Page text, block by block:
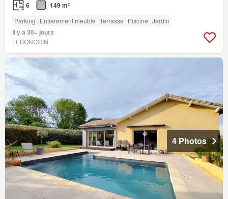
6 149 m²
Parking Entièrement meublé Terrasse Piscine Jardin
Il y a 30+ jours
LEBONCOIN
4 Photos